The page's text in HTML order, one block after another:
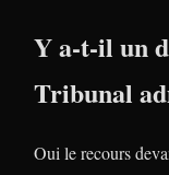
Y a-t-il un
Tribunal
Oui le recours